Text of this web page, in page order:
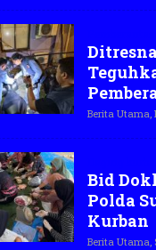
Berita Utama,
Bid
Polda
Kurban
Berita Utama,